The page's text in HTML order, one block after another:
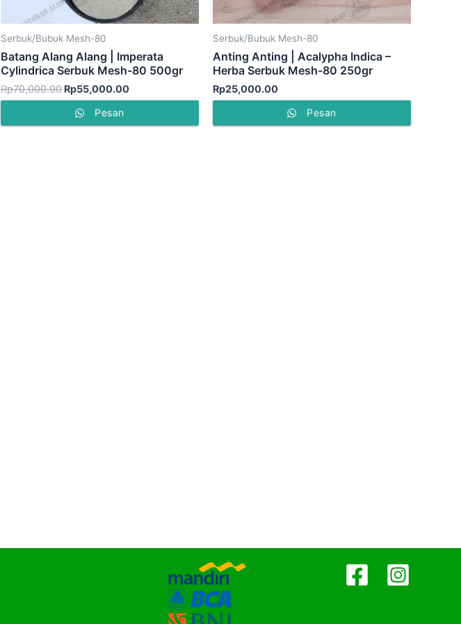
Serbuk/Bubuk Mesh-80
Batang Alang Alang | Imperata
Cylindrica Serbuk Mesh-80 500gr
Rp70,000.00 Rp55,000.00
Pesan
Serbuk/Bubuk Mesh-80
Anting Anting | Acalypha Indica –
Herba Serbuk Mesh-80 250gr
Rp25,000.00
Pesan